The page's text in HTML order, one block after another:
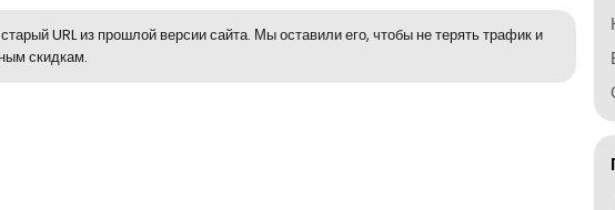
URL из прошлой версии сайта. Мы оставили его, чтобы не терять трафик и
скидкам.